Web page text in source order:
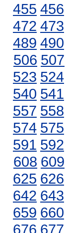
455 456
472 473
489 490
506 507
523 524
540 541
557 558
574 575
591 592
608 609
625 626
642 643
659 660
676 677